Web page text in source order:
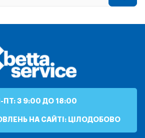
ПТ: З 9:00 ДО 18:00
НА САЙТІ: ЦІЛОДОБОВО